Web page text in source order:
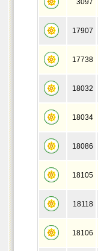
3097
17907
17738
18032
18034
18086
18105
18118
18106